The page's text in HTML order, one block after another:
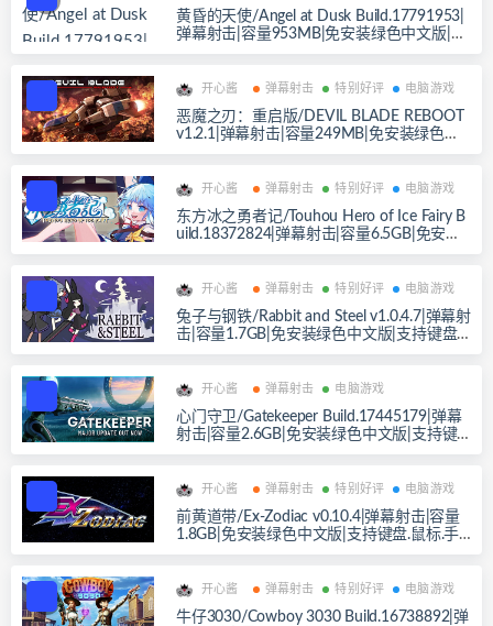
黄昏的天使/Angel at Dusk Build.17791953|
弹幕射击|容量953MB|免安装绿色中文版|支
持键盘.鼠标.手柄
开心酱 弹幕射击 特别好评 电脑游戏
恶魔之刃：重启版/DEVIL BLADE REBOOT
v1.2.1|弹幕射击|容量249MB|免安装绿色中
文版|支持键盘.鼠标.手柄
开心酱 弹幕射击 特别好评 电脑游戏
东方冰之勇者记/Touhou Hero of Ice Fairy B
uild.18372824|弹幕射击|容量6.5GB|免安装
绿色中文版|支持键盘.鼠标
开心酱 弹幕射击 特别好评 电脑游戏
兔子与钢铁/Rabbit and Steel v1.0.4.7|弹幕射
击|容量1.7GB|免安装绿色中文版|支持键盘.
鼠标.手柄
开心酱 弹幕射击 电脑游戏
心门守卫/Gatekeeper Build.17445179|弹幕
射击|容量2.6GB|免安装绿色中文版|支持键
盘.鼠标.手柄
开心酱 弹幕射击 特别好评 电脑游戏
前黄道带/Ex-Zodiac v0.10.4|弹幕射击|容量
1.8GB|免安装绿色中文版|支持键盘.鼠标.手
柄
开心酱 弹幕射击 特别好评 电脑游戏
牛仔3030/Cowboy 3030 Build.16738892|弹